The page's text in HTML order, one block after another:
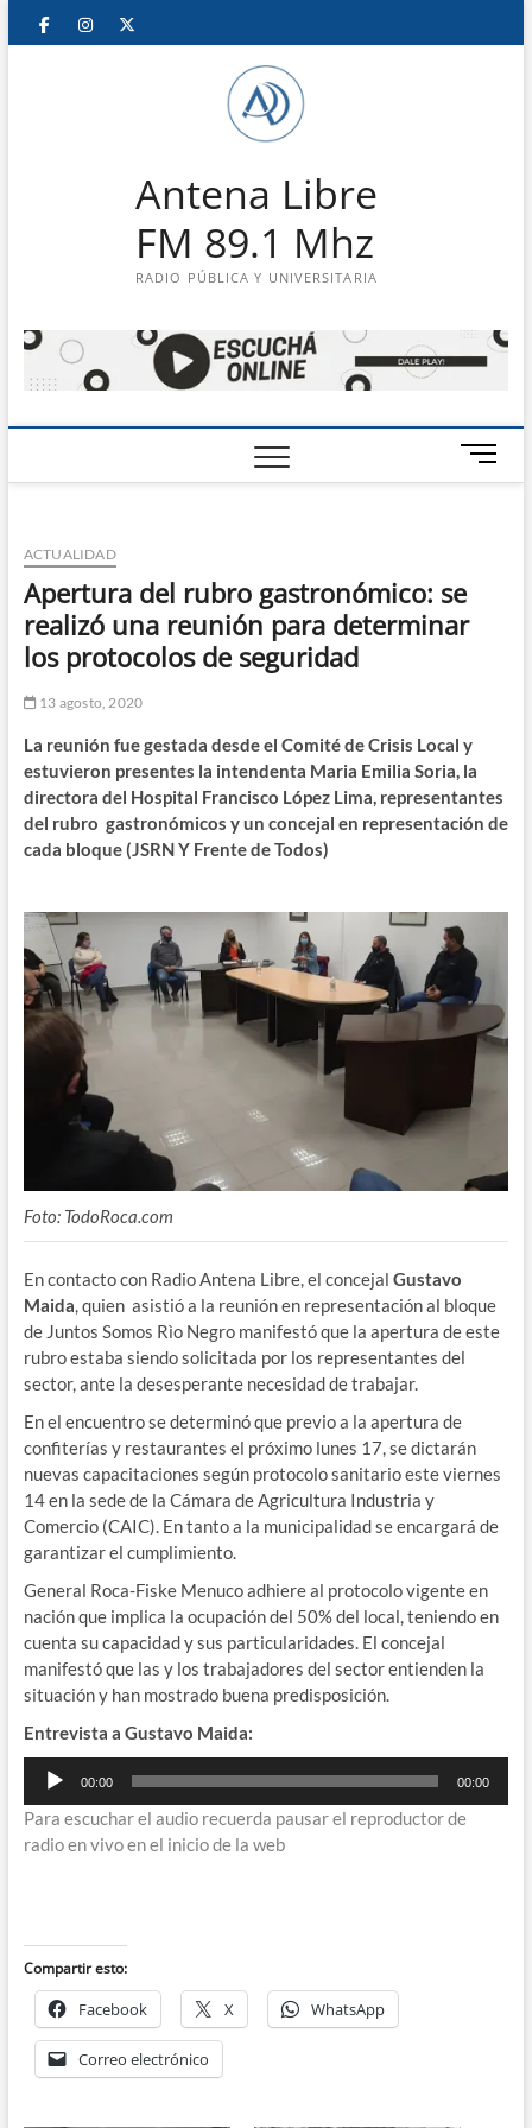
Saltar
FacebookInstagram
Antena Libre
FM 89.1 Mhz
RADIO PÚBLICA Y UNIVERSITARIA
B
o
ACTUALIDAD
Apertura del rubro gastronómico: se
realizó una reunión para determinar
los protocolos de seguridad
13 agosto, 2020
La reunión fue gestada desde el Comité de Crisis Local y
estuvieron presentes la intendenta Maria Emilia Soria, la
directora del Hospital Francisco López Lima, representantes
del rubro gastronómicos y un concejal en representación de
cada bloque (JSRN Y Frente de Todos)
Foto: TodoRoca.com
En contacto con Radio Antena Libre, el concejal Gustavo
Maida , quien asistió a la reunión en representación al bloque
de Juntos Somos Rìo Negro manifestó que la apertura de este
rubro estaba siendo solicitada por los representantes del
sector, ante la desesperante necesidad de trabajar.
En el encuentro se determinó que previo a la apertura de
confiterías y restaurantes el próximo lunes 17, se dictarán
nuevas capacitaciones según protocolo sanitario este viernes
14 en la sede de la Cámara de Agricultura Industria y
Comercio (CAIC). En tanto a la municipalidad se encargará de
garantizar el cumplimiento.
General Roca-Fiske Menuco adhiere al protocolo vigente en
nación que implica la ocupación del 50% del local, teniendo en
cuenta su capacidad y sus particularidades. El concejal
manifestó que las y los trabajadores del sector entienden la
situación y han mostrado buena predisposición.
Entrevista a Gustavo Maida:
Reproductor
audio
00:00 00:00
Para escuchar el audio recuerda pausar el reproductor de
radio en vivo en el inicio de la web
Compartir esto:
Facebook X WhatsApp
Correo electrónico